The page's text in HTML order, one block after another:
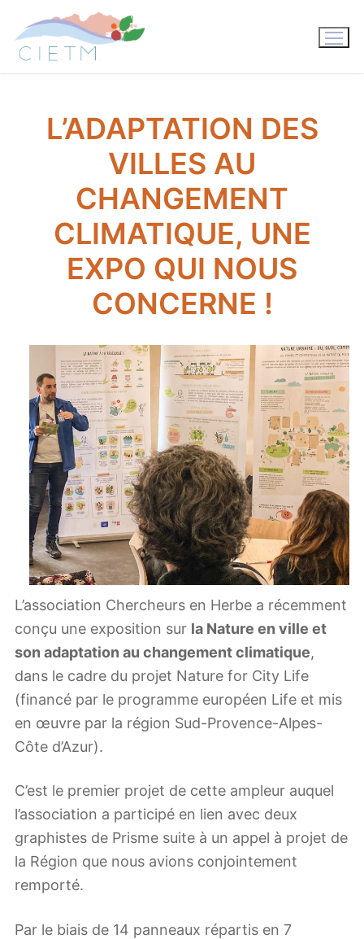
contenu
L’ADAPTATION DES
VILLES AU
CHANGEMENT
CLIMATIQUE, UNE
EXPO QUI NOUS
CONCERNE !
L’association Chercheurs en Herbe a récemment
conçu une exposition sur la Nature en ville et
son adaptation au changement climatique,
dans le cadre du projet Nature for City Life
(financé par le programme européen Life et mis
en œuvre par la région Sud-Provence-Alpes-
Côte d’Azur).
C’est le premier projet de cette ampleur auquel
l’association a participé en lien avec deux
graphistes de Prisme suite à un appel à projet de
la Région que nous avions conjointement
remporté.
Par le biais de 14 panneaux répartis en 7